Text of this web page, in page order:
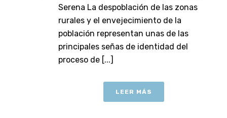
Serena La despoblación de las zonas
rurales y el envejecimiento de la
población representan unas de las
principales señas de identidad del
proceso de [...]
LEER MÁS